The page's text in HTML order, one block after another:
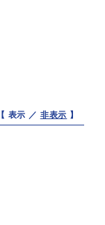
【 表示 ／ 非表示 】